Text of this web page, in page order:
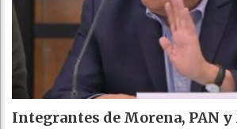
Integrantes de Morena, PAN y